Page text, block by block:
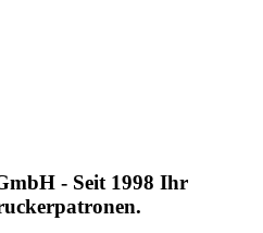
- Seit 1998 Ihr